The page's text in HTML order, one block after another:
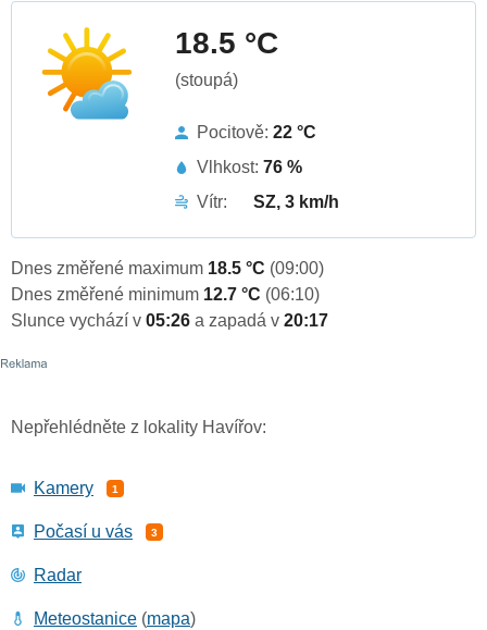
18.5 °C
(stoupá)
Pocitově: 22 °C
Vlhkost: 76 %
Vítr:
SZ, 3 km/h
Dnes změřené maximum 18.5 °C (09:00)
Dnes změřené minimum 12.7 °C (06:10)
Slunce vychází v 05:26 a zapadá v 20:17
Nepřehlédněte z lokality Havířov:
Kamery 1
Počasí u vás 3
Radar
Meteostanice (mapa)